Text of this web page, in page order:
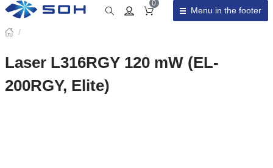
Cart total
0
Menu in the footer
/
Laser L316RGY 120 mW (EL-
200RGY, Elite)